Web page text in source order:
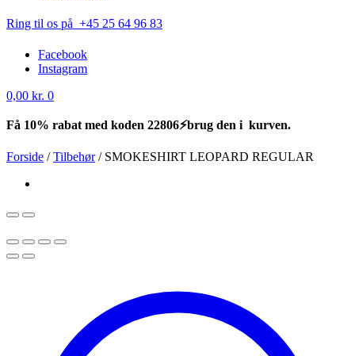
Ring til os på +45 25 64 96 83
Facebook
Instagram
0,00 kr. 0
Få 10% rabat med koden 22806⚡brug den i kurven.
Forside /Tilbehør/ SMOKESHIRT LEOPARD REGULAR